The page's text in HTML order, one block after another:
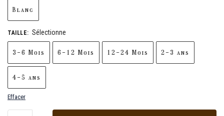
Blanc
TAILLE: Sélectionne
3-6 Mois 6-12 Mois 12-24 Mois 2-3 ans
4-5 ans
Effacer